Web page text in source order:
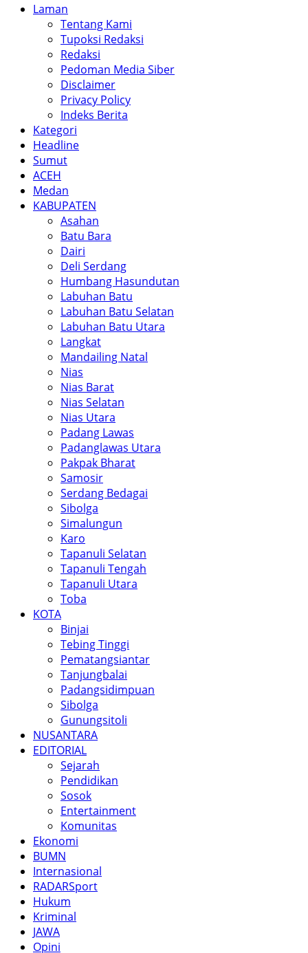
Laman
Tentang Kami
Tupoksi Redaksi
Redaksi
Pedoman Media Siber
Disclaimer
Privacy Policy
Indeks Berita
Kategori
Headline
Sumut
ACEH
Medan
KABUPATEN
Asahan
Batu Bara
Dairi
Deli Serdang
Humbang Hasundutan
Labuhan Batu
Labuhan Batu Selatan
Labuhan Batu Utara
Langkat
Mandailing Natal
Nias
Nias Barat
Nias Selatan
Nias Utara
Padang Lawas
Padanglawas Utara
Pakpak Bharat
Samosir
Serdang Bedagai
Sibolga
Simalungun
Karo
Tapanuli Selatan
Tapanuli Tengah
Tapanuli Utara
Toba
KOTA
Binjai
Tebing Tinggi
Pematangsiantar
Tanjungbalai
Padangsidimpuan
Sibolga
Gunungsitoli
NUSANTARA
EDITORIAL
Sejarah
Pendidikan
Sosok
Entertainment
Komunitas
Ekonomi
BUMN
Internasional
RADARSport
Hukum
Kriminal
JAWA
Opini